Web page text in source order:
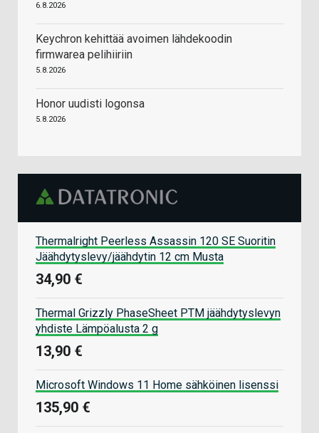
6.8.2026
Keychron kehittää avoimen lähdekoodin
firmwarea pelihiiriin
5.8.2026
Honor uudisti logonsa
5.8.2026
Thermalright Peerless Assassin 120 SE Suoritin
Jäähdytyslevy/jäähdytin 12 cm Musta
34,90 €
Thermal Grizzly PhaseSheet PTM jäähdytyslevyn
yhdiste Lämpöalusta 2 g
13,90 €
Microsoft Windows 11 Home sähköinen lisenssi
135,90 €